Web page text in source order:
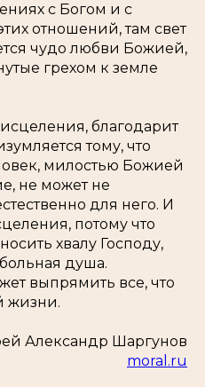
с Богом и с
отношений, там свет
чудо любви Божией,
грехом к земле
благодарит
тому, что
милостью Божией
не может не
для него. И
потому что
хвалу Господу,
душа.
выпрямить все, что
жизни.
Александр Шаргунов
moral.ru